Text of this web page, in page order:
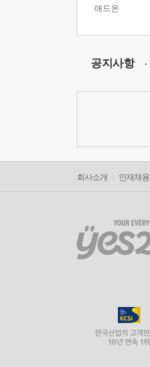
애드온
공지사항
회사소개 인재채용